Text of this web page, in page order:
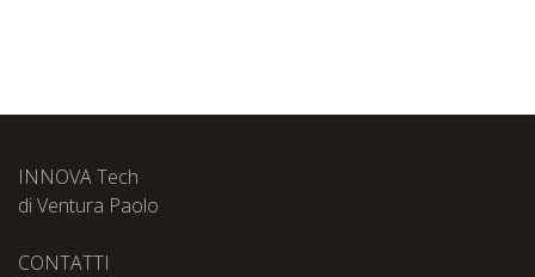
INNOVA Tech
di Ventura Paolo
CONTATTI